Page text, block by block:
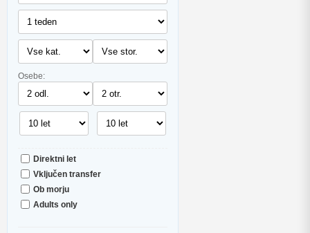
Osebe:
Direktni let
Vključen transfer
Ob morju
Adults only